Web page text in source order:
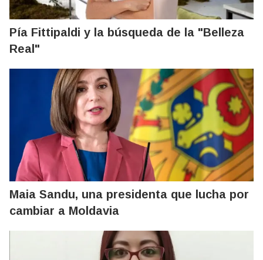
Pía Fittipaldi y la búsqueda de la "Belleza
Real"
Maia Sandu, una presidenta que lucha por
cambiar a Moldavia